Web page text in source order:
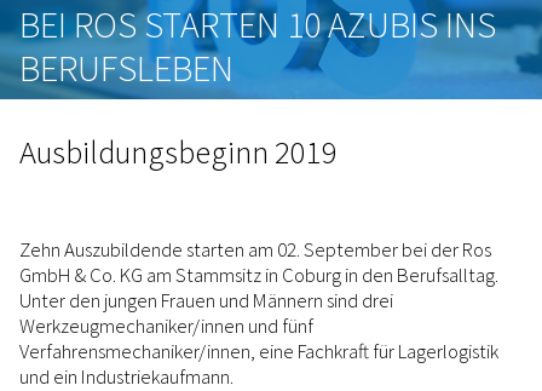
BEI ROS STARTEN 10 AZUBIS INS
BERUFSLEBEN
Ausbildungsbeginn 2019
Zehn Auszubildende starten am 02. September bei der Ros
GmbH & Co. KG am Stammsitz in Coburg in den Berufsalltag.
Unter den jungen Frauen und Männern sind drei
Werkzeugmechaniker/innen und fünf
Verfahrensmechaniker/innen, eine Fachkraft für Lagerlogistik
und ein Industriekaufmann.